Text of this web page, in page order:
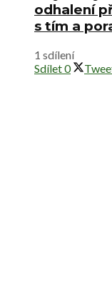
odhalení
s tím a
1 sdílení
Sdílet0